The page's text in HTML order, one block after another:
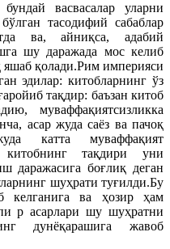
васвасалар уларни
тасодифий сабаблар
ва, айниқса, адабий
шу даражада мос келиб
яшаб қолади.Рим империяси
эдилар: китобларнинг ўз
тақдир: баъзан китоб
муваффақиятсизликка
асар жуда саёз ва пачоқ
катта муваффақият
тақдири уни
даражасига боғлиқ деган
шуҳрати туғилди.Бу
келганига ва ҳозир ҳам
р асарлари шу шуҳратни
дунёқарашига жавоб